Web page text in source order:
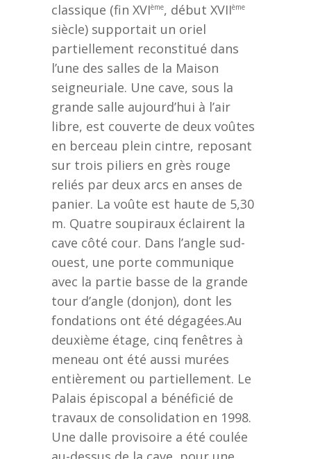
classique (fin XVIème, début XVIIème
siècle) supportait un oriel
partiellement reconstitué dans
l’une des salles de la Maison
seigneuriale. Une cave, sous la
grande salle aujourd’hui à l’air
libre, est couverte de deux voûtes
en berceau plein cintre, reposant
sur trois piliers en grès rouge
reliés par deux arcs en anses de
panier. La voûte est haute de 5,30
m. Quatre soupiraux éclairent la
cave côté cour. Dans l’angle sud-
ouest, une porte communique
avec la partie basse de la grande
tour d’angle (donjon), dont les
fondations ont été dégagées.Au
deuxième étage, cinq fenêtres à
meneau ont été aussi murées
entièrement ou partiellement. Le
Palais épiscopal a bénéficié de
travaux de consolidation en 1998.
Une dalle provisoire a été coulée